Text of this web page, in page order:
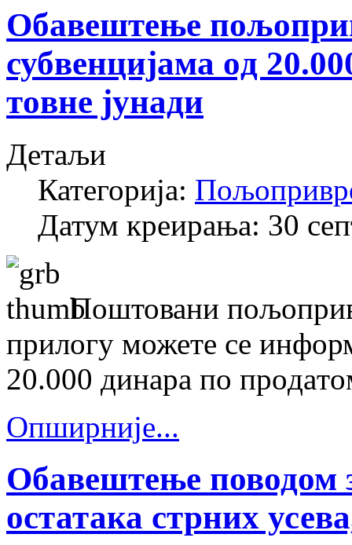
Обавештење
субвeнциjама oд
тoвнe jунaди
Детаљи
Категорија:
Датум креирања: 30
Поштовани
прилогу можете се
20.000 динaрa пo
Опширније...
Обавештење поводом
остатака стрних